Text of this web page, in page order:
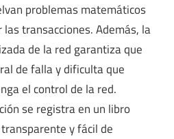
problemas matemáticos
transacciones. Además, la
de la red garantiza que
de falla y dificulta que
el control de la red.
se registra en un libro
y fácil de